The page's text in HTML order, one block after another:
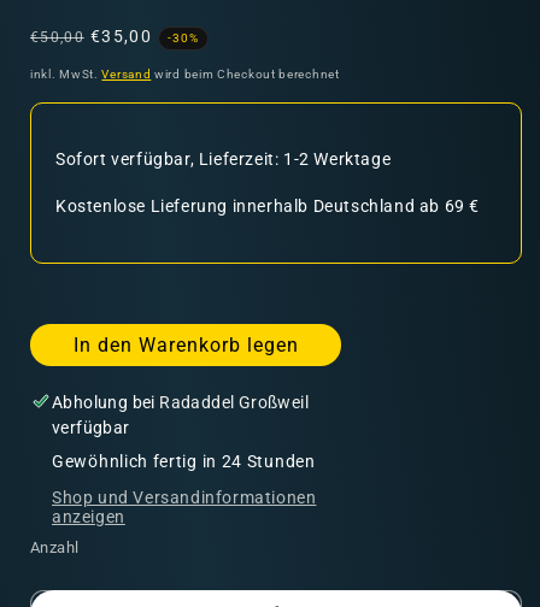
Normaler
Preis
€50,00 Verkaufspreis
€35,00 -30%
inkl. MwSt.Versand wird beim Checkout berechnet
Sofort verfügbar, Lieferzeit: 1-2 Werktage
Kostenlose Lieferung innerhalb Deutschland ab 69 €
In den Warenkorb legen
Abholung bei Radaddel Großweil
verfügbar
Gewöhnlich fertig in 24 Stunden
Shop und Versandinformationen
anzeigen
Anzahl